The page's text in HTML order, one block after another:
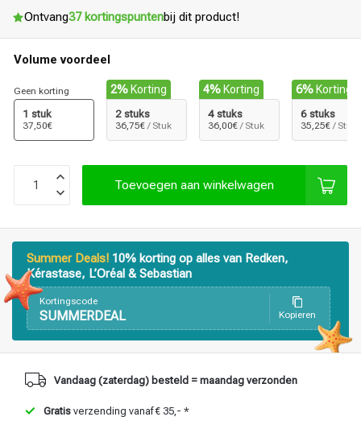
Haarstyling Haarkleuring
Ontvang37 kortingspuntenbij dit product!
Volume voordeel
Geen korting
1 stuk
37,50€
2% Korting
2 stuks
36,75€ / Stuk
4% Korting
4 stuks
36,00€ / Stuk
6% Korting
6 stuks
35,25€ / Stuk
Toevoegen aan winkelwagen
Summer Deals! 10% korting op alles van Redken,
Kérastase, L’Oréal & Sebastian
Kortingscode
SUMMERDEAL Kopieren
Vandaag (zaterdag) besteld = maandag verzonden
Gratis verzending vanaf € 35,- *